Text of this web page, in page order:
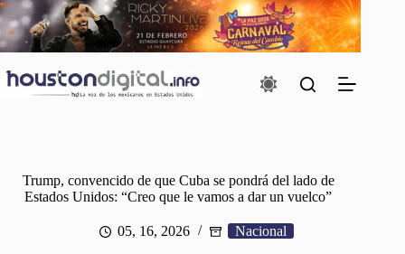
Saltar
al
contenido
Trump, convencido de que Cuba se pondrá del lado de
Estados Unidos: “Creo que le vamos a dar un vuelco”
05, 16, 2026 Nacional